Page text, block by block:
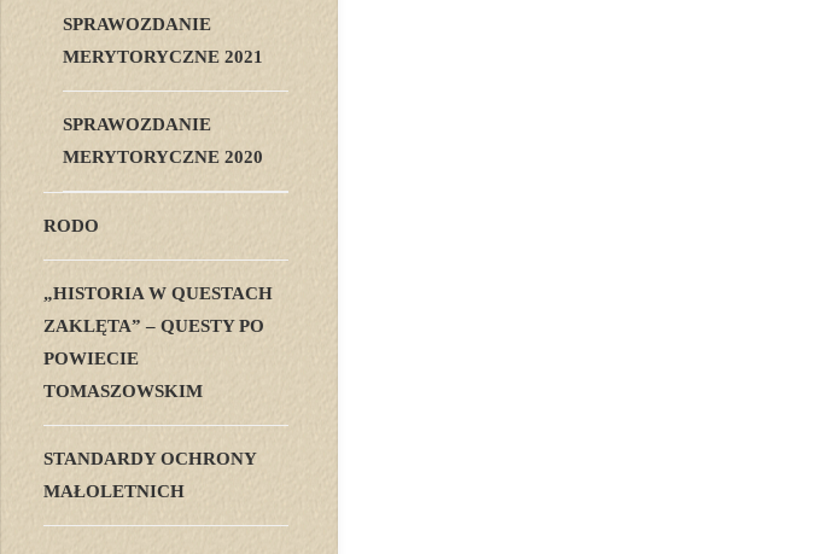
SPRAWOZDANIE
MERYTORYCZNE 2021
SPRAWOZDANIE
MERYTORYCZNE 2020
RODO
„HISTORIA W QUESTACH
ZAKLĘTA” – QUESTY PO
POWIECIE
TOMASZOWSKIM
STANDARDY OCHRONY
MAŁOLETNICH